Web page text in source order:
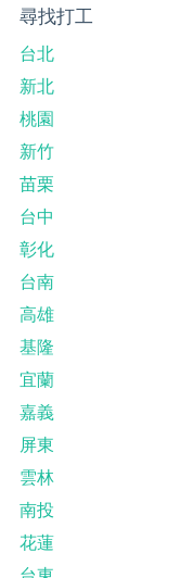
尋找打工
台北
新北
桃園
新竹
苗栗
台中
彰化
台南
高雄
基隆
宜蘭
嘉義
屏東
雲林
南投
花蓮